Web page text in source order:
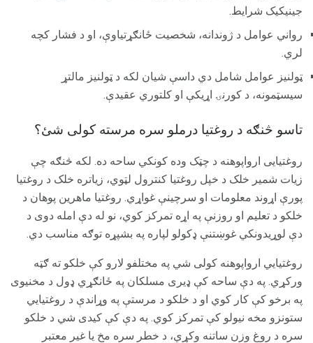
جینیکیک شرایط.
رواني عوامل د ژوندانه، شخصيت ځانګړتیاوې، او د فشار کچه
لري.
ټولنیز عوامل شامل دي داسې شیان لکه د ټولنیز مالتړ
سیسټمونه، د کورنۍ اړیکې او کلتوري عقیدې.
تاسو څنګه د روغتیا درملو سره مرسته کولی شئ؟
روغتیایی ارواپوهنه د چټک وده کونکي ساحه ده. لکه څنګه چې
زیات شمیر خلک د خپل روغتیا کنترول لټوي، زیاتره خلک د روغتیا
پورې اړوند معلومات او سرچینې غواړي. روغتیا ماهرین پوهان د
خلکو د تعلیم او روزنې په اړه تمرکز کوي، نو له دې امله دوی د
دې لوړیدونکي غوښتنې ډکولو لپاره په بشپړه توګه مناسب دي.
روغتیایي ارواپوهنه کولی شي په مختلفو لارو کې خلکو ته ګټه
ورکړي. په دې ساحه کې ډیری مسلکان په ځانګړي ډول د مخنیوی
په برخو کې کار کوي او د خلکو د مرستې په وړاندې د روغتیايي
ستونزو مخه نیولو کې تمرکز کوي. په دې کې کیدی شي د خلکو
سره د روغ وزن ساتنه وکړي، د خطر سره مخ یا غیر معتبر